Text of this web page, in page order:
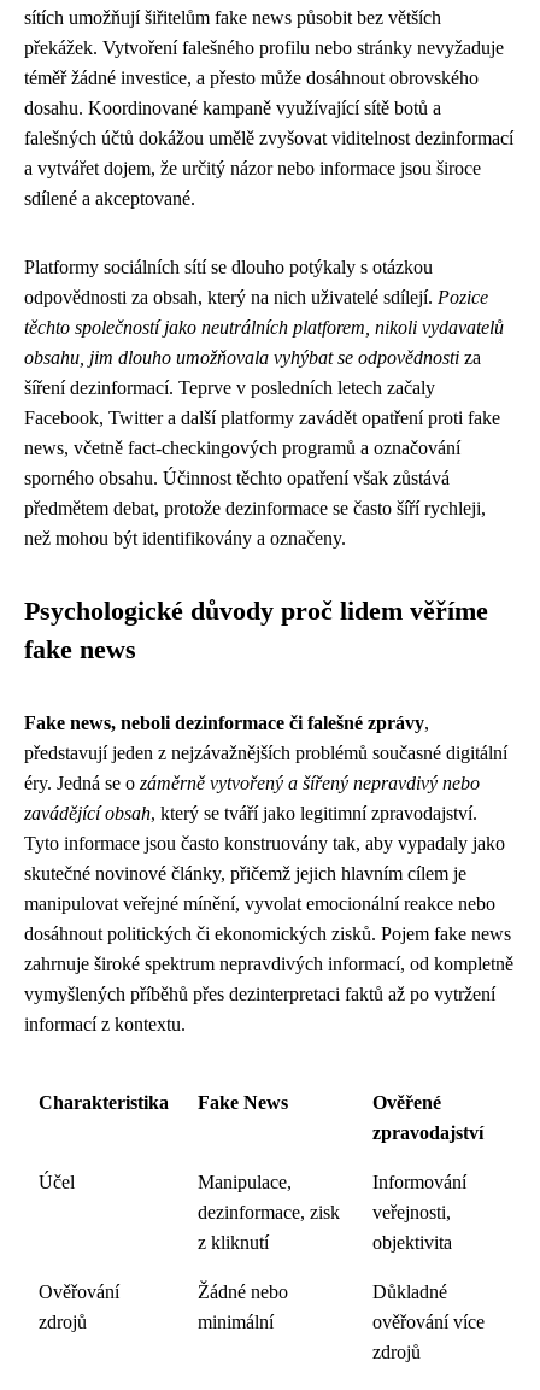
sítích umožňují šiřitelům fake news působit bez větších
překážek. Vytvoření falešného profilu nebo stránky nevyžaduje
téměř žádné investice, a přesto může dosáhnout obrovského
dosahu. Koordinované kampaně využívající sítě botů a
falešných účtů dokážou umělě zvyšovat viditelnost dezinformací
a vytvářet dojem, že určitý názor nebo informace jsou široce
sdílené a akceptované.
Platformy sociálních sítí se dlouho potýkaly s otázkou
odpovědnosti za obsah, který na nich uživatelé sdílejí. Pozice
těchto společností jako neutrálních platforem, nikoli vydavatelů
obsahu, jim dlouho umožňovala vyhýbat se odpovědnosti za
šíření dezinformací. Teprve v posledních letech začaly
Facebook, Twitter a další platformy zavádět opatření proti fake
news, včetně fact-checkingových programů a označování
sporného obsahu. Účinnost těchto opatření však zůstává
předmětem debat, protože dezinformace se často šíří rychleji,
než mohou být identifikovány a označeny.
Psychologické důvody proč lidem věříme
fake news
Fake news, neboli dezinformace či falešné zprávy,
představují jeden z nejzávažnějších problémů současné digitální
éry. Jedná se o záměrně vytvořený a šířený nepravdivý nebo
zavádějící obsah, který se tváří jako legitimní zpravodajství.
Tyto informace jsou často konstruovány tak, aby vypadaly jako
skutečné novinové články, přičemž jejich hlavním cílem je
manipulovat veřejné mínění, vyvolat emocionální reakce nebo
dosáhnout politických či ekonomických zisků. Pojem fake news
zahrnuje široké spektrum nepravdivých informací, od kompletně
vymyšlených příběhů přes dezinterpretaci faktů až po vytržení
informací z kontextu.
Charakteristika Fake News
Ověřené
zpravodajství
Účel
Manipulace,
dezinformace, zisk
z kliknutí
Informování
veřejnosti,
objektivita
Ověřování
zdrojů
Žádné nebo
minimální
Důkladné
ověřování více
zdrojů